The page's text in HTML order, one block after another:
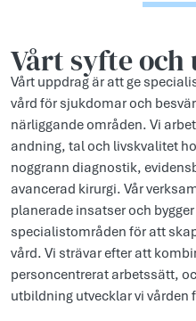
Vårt syfte och
Vårt uppdrag är att ge
vård för sjukdomar och
närliggande områden. Vi
andning, tal och livskvalitet
noggrann diagnostik,
avancerad kirurgi. Vår
planerade insatser och
specialistområden för att
vård. Vi strävar efter att
personcentrerat arbetssätt,
utbildning utvecklar vi vården